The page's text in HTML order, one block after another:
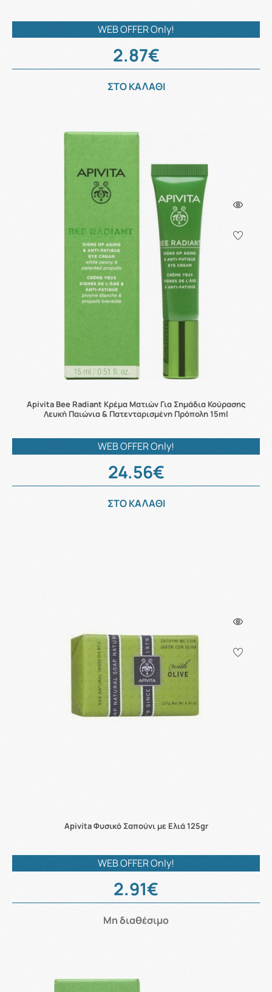
WEB OFFER Only!
2.87€
ΣΤΟ ΚΑΛΑΘΙ
Apivita Bee Radiant Κρέμα Ματιών Για Σημάδια Κούρασης
Λευκή Παιώνια & Πατενταρισμένη Πρόπολη 15ml
WEB OFFER Only!
24.56€
ΣΤΟ ΚΑΛΑΘΙ
Apivita Φυσικό Σαπούνι με Ελιά 125gr
WEB OFFER Only!
2.91€
Μη διαθέσιμο